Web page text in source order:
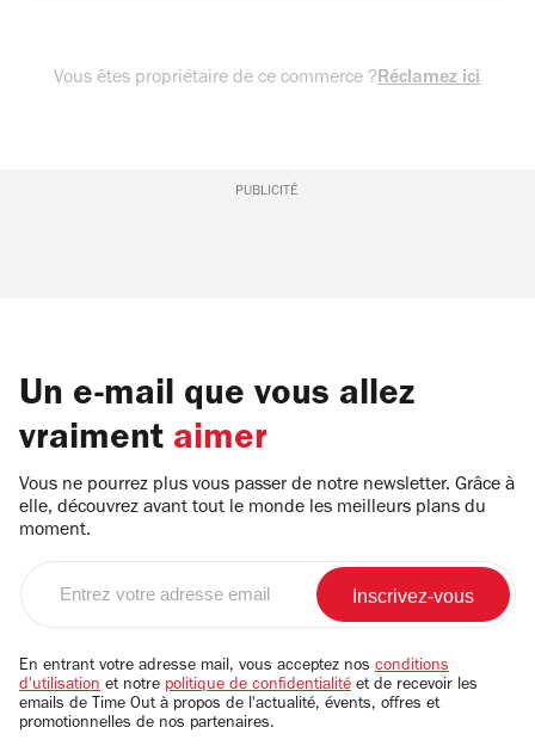
Vous êtes propriétaire de ce commerce ?Réclamez ici
PUBLICITÉ
Un e-mail que vous allez
vraiment aimer
Vous ne pourrez plus vous passer de notre newsletter. Grâce à
elle, découvrez avant tout le monde les meilleurs plans du
moment.
email
En entrant votre adresse mail, vous acceptez nos conditions
d'utilisation et notre politique de confidentialité et de recevoir les
emails de Time Out à propos de l'actualité, évents, offres et
promotionnelles de nos partenaires.